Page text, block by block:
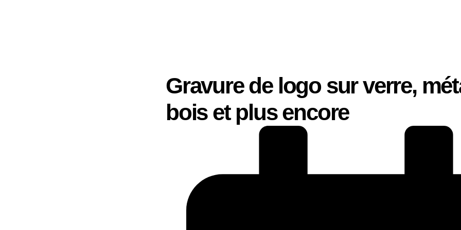
Gravure de logo sur verre,
bois et plus encore